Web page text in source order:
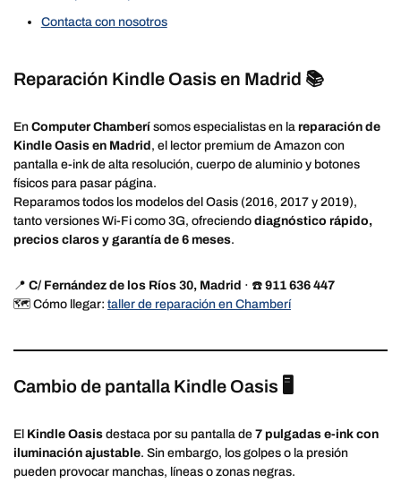
Contacta con nosotros
Reparación Kindle Oasis en Madrid 📚
En Computer Chamberí somos especialistas en la reparación de
Kindle Oasis en Madrid , el lector premium de Amazon con
pantalla e-ink de alta resolución, cuerpo de aluminio y botones
físicos para pasar página.
Reparamos todos los modelos del Oasis (2016, 2017 y 2019),
tanto versiones Wi-Fi como 3G, ofreciendo diagnóstico rápido,
precios claros y garantía de 6 meses.
📍 C/ Fernández de los Ríos 30, Madrid · ☎️ 911 636 447
🗺️ Cómo llegar: taller de reparación en Chamberí
Cambio de pantalla Kindle Oasis 🖥️
El Kindle Oasis destaca por su pantalla de 7 pulgadas e-ink con
iluminación ajustable. Sin embargo, los golpes o la presión
pueden provocar manchas, líneas o zonas negras.